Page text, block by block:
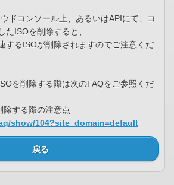
ドコンソール上、あるいはAPIにて、コ
たISOを削除すると、
するISOが削除されますのでご注意くだ
を削除する際は次のFAQをご参照くだ
する際の注意点
show/104?site_domain=default
戻る